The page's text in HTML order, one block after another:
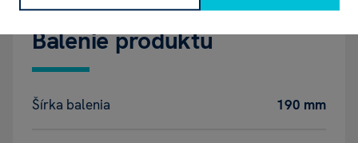
Balenie produktu
Šírka balenia 190 mm